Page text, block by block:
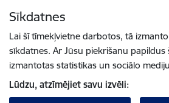
Sīkdatnes
Lai šī tīmekļvietne darbotos, tā
sīkdatnes. Ar Jūsu piekrišanu papildus
izmantotas statistikas un sociālo
Lūdzu, atzīmējiet savu izvēli: